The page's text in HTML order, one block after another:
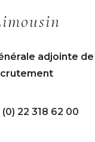
adjointe
(0) 22 318 62 00